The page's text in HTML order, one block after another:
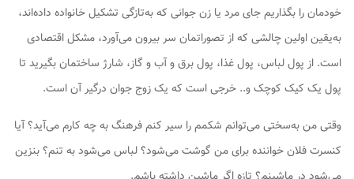
خودمان را بگذاریم جای مرد یا زن جوانی که به‌تازگی تشکیل خانواده داده‌اند،
به‌یقین اولین چالشی که از تصوراتمان سر بیرون می‌آورد، مشکل اقتصادی
است. از پول لباس، پول غذا، پول برق و آب و گاز، شارژ ساختمان بگیرید تا
پول یک کیک کوچک و.. خرجی است که یک زوج جوان درگیر آن است.
وقتی من به‌سختی می‌توانم شکمم را سیر کنم فرهنگ به چه کارم می‌آید؟ آیا
کنسرت فلان خواننده برای من گوشت می‌شود؟ لباس می‌شود به تنم؟ بنزین